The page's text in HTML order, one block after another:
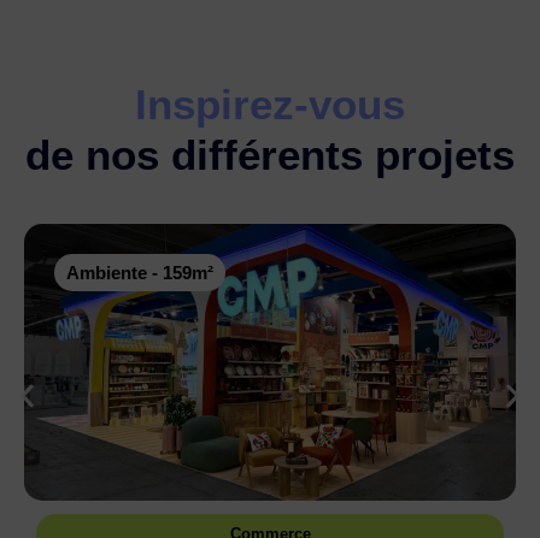
Inspirez-vous
de nos différents projets
Ambiente - 159m²
Commerce